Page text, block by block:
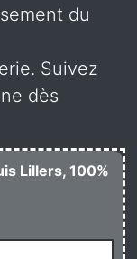
du
Suivez
dès
Lillers, 100%